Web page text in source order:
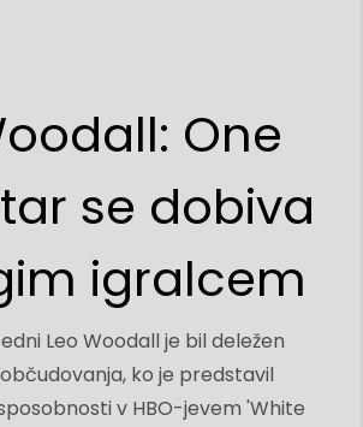
One
se dobiva
igralcem
Leo Woodall je bil deležen
ko je predstavil
v HBO-jevem 'White